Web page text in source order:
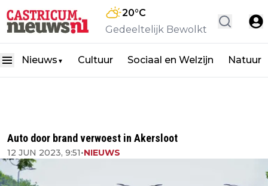
20°C
Gedeeltelijk Bewolkt
Nieuws ▼ Cultuur Sociaal en Welzijn Natuur
Auto door brand verwoest in Akersloot
12 JUN 2023, 9:51•NIEUWS